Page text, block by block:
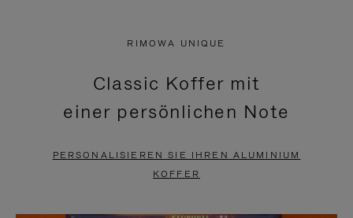
PAUSIERT,
BITTE
DRÜCKEN
KLICKEN
SIE
ZUM
AUFHEBEN
RIMOWA UNIQUE
Classic Koffer mit
einer persönlichen Note
PERSONALISIEREN SIE IHREN ALUMINIUM
KOFFER